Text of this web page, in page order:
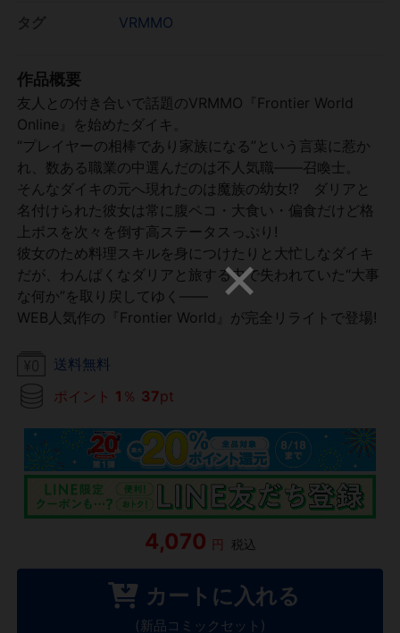
VRMMO
作品概要
友人との付き合いで話題のVRMMO『Frontier World
Online』を始めたダイキ。
“プレイヤーの相棒であり家族になる”という言葉に惹か
れ、数ある職業の中選んだのは不人気職――召喚士。
そんなダイキの元へ現れたのは魔族の幼女!? ダリアと
名付けられた彼女は常に腹ペコ・大食い・偏食だけど格
上ボスを次々を倒す高ステータスっぷり!
彼女のため料理スキルを身につけたりと大忙しなダイキ
だが、わんぱくなダリアと旅する中で失われていた“大事
な何か”を取り戻してゆく――
WEB人気作の『Frontier World』が完全リライトで登場!
送料無料
ポイント 1 ％ 37pt
4,070 円 税込
カートに入れる
(新品コミックセット)